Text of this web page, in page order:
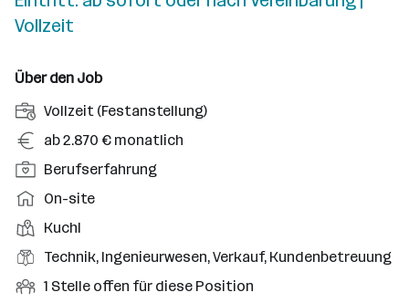
Vollzeit
Über den Job
A
n
t
e
l
u
n
Vollzeit (Festanstellung)
G
e
h
a
l
t
ab 2.870 € monatlich
P
o
i
t
i
Berufserfahrung
A
r
b
e
i
On-site
D
i
n
Kuchl
B
e
Technik, Ingenieurwesen, Verkauf, Kundenbetreuung
O
1 Stelle offen für diese Position